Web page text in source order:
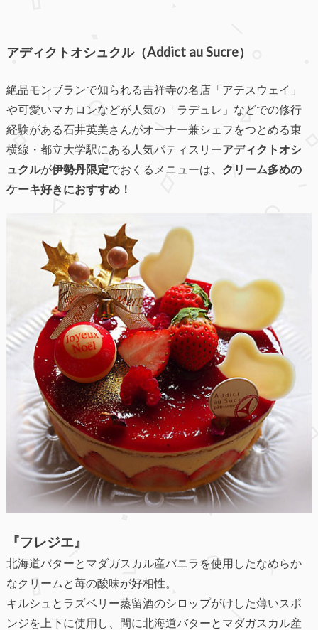
アディクトオシュクル（Addict au Sucre）
絶品モンブランで知られる吉祥寺の名店「アテスウェイ」
や可愛いマカロンなどが人気の「ラデュレ」などでの修行
経験がある石井英美さんがオーナー兼シェフをつとめる東
横線・都立大学駅にある人気パティスリーアディクトオシ
ュクルが伊勢丹限定でおくるメニューは 、クリーム多めの
ケーキ好きにおすすめ！
『フレジエ』
北海道バターとマダガスカル産バニラを使用したなめらか
なクリームと苺の酸味が好相性。
キルシュとラズベリー蒸留酒のシロップがけした薄いスポ
ンジを上下に使用し、間に北海道バターとマダガスカル産